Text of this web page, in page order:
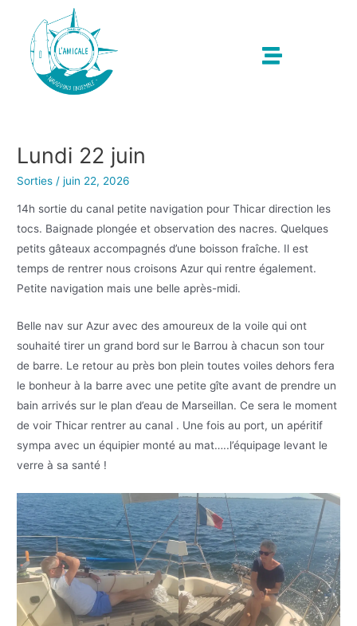
Lundi 22 juin
Sorties /juin 22, 2026
14h sortie du canal petite navigation pour Thicar direction les
tocs. Baignade plongée et observation des nacres. Quelques
petits gâteaux accompagnés d’une boisson fraîche. Il est
temps de rentrer nous croisons Azur qui rentre également.
Petite navigation mais une belle après-midi.
Belle nav sur Azur avec des amoureux de la voile qui ont
souhaité tirer un grand bord sur le Barrou à chacun son tour
de barre. Le retour au près bon plein toutes voiles dehors fera
le bonheur à la barre avec une petite gîte avant de prendre un
bain arrivés sur le plan d’eau de Marseillan. Ce sera le moment
de voir Thicar rentrer au canal . Une fois au port, un apéritif
sympa avec un équipier monté au mat…..l’équipage levant le
verre à sa santé !